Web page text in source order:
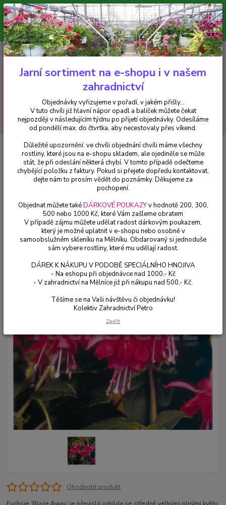
Minimální hodnota pro odeslání z e-shopu je 300 Kč.
V tuto chvíli již hlavní nápor objednávek opadl a balíček můžete čekat
nejpozději v následujícím týdnu po přijetí objednávky. Objednávky
vyřizujeme v pořadí, v jakém přišly...
CZK
Hledat
+420 602 223 614 0ks
za0 Kč
Fuchsie
Blaze Away Fuchsie (Šl. Roy Sinton, GB, 1995) - cena na
prodejně
Blaze Away Fuchsie (Šl. Roy
Sinton, GB, 1995) - cena na
prodejně
Ohodnotit produkt
Fuchsie ‘Blaze Away’ je převislá odrůda se středně velkými plnými květy
Jarní sortiment na e-shopu i v našem
zahradnictví
Objednávky vyřizujeme v pořadí, v jakém přišly...
V tuto chvíli již hlavní nápor opadl a balíček můžete čekat
nejpozději v následujícím týdnu po přijetí objednávky. Odesíláme
od pondělí max. do čtvrtka, aby necestovaly přes víkend.
Důležité upozornění: ve chvíli objednání chvíli máme všechny
rostliny, které jsou na e-shopu skladem, ale ojediněle se může
stát, že při odeslání některá chybí. V tomto případě odečteme
chybějící položku z faktury. Pokud si přejete dopředu kontaktovat,
dejte nám to prosím vědět do poznámky. Děkujeme za
pochopení.
Objednat můžete takéDÁRKOVÉ POUKAZYv hodnotě 200, 300,
500 nebo 1000 Kč, které Vám zašleme obratem
V případě zájmu můžete udělat radost dárkovým poukazem,
který je možné uplatnit v e-shopu nebo osobně v
samoobslužném skleníku na Mělníku. Obdarovaný si jednoduše
sám vybere rostliny, které mu udělají radost.
DÁREK K NÁKUPU V PODOBĚ SPECIÁLNÍHO HNOJIVA
- Na eshopu při objednávce nad 1000,- Kč
- V zahradnictví na Mělníce již při nákupu nad 500,- Kč.
Těšíme se na Vaši návštěvu či objednávku!
Kolektiv Zahradnictví Petro
Zavřít